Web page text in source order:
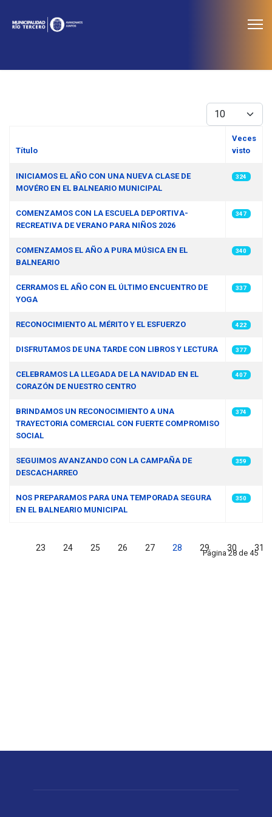
Cantidad
Título
Veces
visto
INICIAMOS EL AÑO CON UNA NUEVA CLASE DE
MOVÉRO EN EL BALNEARIO MUNICIPAL
324
COMENZAMOS CON LA ESCUELA DEPORTIVA-
RECREATIVA DE VERANO PARA NIÑOS 2026
347
COMENZAMOS EL AÑO A PURA MÚSICA EN EL
BALNEARIO
340
CERRAMOS EL AÑO CON EL ÚLTIMO ENCUENTRO DE
YOGA
337
RECONOCIMIENTO AL MÉRITO Y EL ESFUERZO 422
DISFRUTAMOS DE UNA TARDE CON LIBROS Y LECTURA 377
CELEBRAMOS LA LLEGADA DE LA NAVIDAD EN EL
CORAZÓN DE NUESTRO CENTRO
407
BRINDAMOS UN RECONOCIMIENTO A UNA
TRAYECTORIA COMERCIAL CON FUERTE COMPROMISO
SOCIAL
374
SEGUIMOS AVANZANDO CON LA CAMPAÑA DE
DESCACHARREO
359
NOS PREPARAMOS PARA UNA TEMPORADA SEGURA
EN EL BALNEARIO MUNICIPAL
350
Página 28 de 45
23 24 25 26 27 28 29 30 31